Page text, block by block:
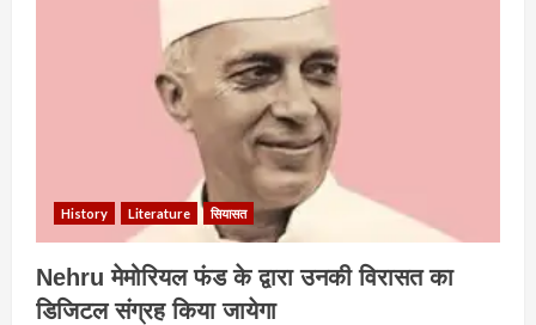
History Literature सियासत
Nehru मेमोरियल फंड के द्वारा उनकी विरासत का
डिजिटल संग्रह किया जायेगा